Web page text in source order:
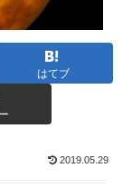
はてブ
2019.05.29